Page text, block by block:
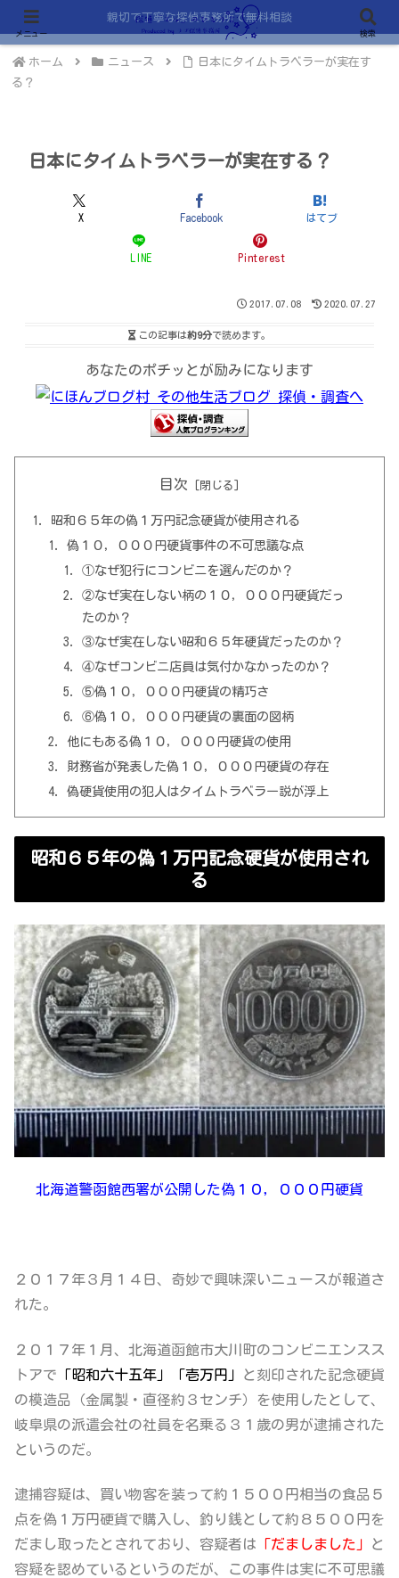
親切で丁寧な探偵事務所で無料相談
ホーム ニュース
日本にタイムトラベラーが実在す
る？
日本にタイムトラベラーが実在する？
X Facebook はてブ
LINE Pinterest
2017.07.08 2020.07.27
この記事は約9分で読めます。
あなたのポチッとが励みになります
目次
昭和６５年の偽１万円記念硬貨が使用される
偽１０，０００円硬貨事件の不可思議な点
①なぜ犯行にコンビニを選んだのか？
②なぜ実在しない柄の１０，０００円硬貨だっ
たのか？
③なぜ実在しない昭和６５年硬貨だったのか？
④なぜコンビニ店員は気付かなかったのか？
⑤偽１０，０００円硬貨の精巧さ
⑥偽１０，０００円硬貨の裏面の図柄
他にもある偽１０，０００円硬貨の使用
財務省が発表した偽１０，０００円硬貨の存在
偽硬貨使用の犯人はタイムトラベラー説が浮上
昭和６５年の偽１万円記念硬貨が使用され
る
北海道警函館西署が公開した偽１０，０００円硬貨
２０１７年３月１４日、奇妙で興味深いニュースが報道さ
れた。
２０１７年１月、北海道函館市大川町のコンビニエンスス
トアで 「昭和六十五年」「壱万円」 と刻印された記念硬貨
の模造品（金属製・直径約３センチ）
を使用したとして、
岐阜県の派遣会社の社員を名乗る３１歳の男が逮捕された
というのだ。
逮捕容疑は、買い物客を装って約１５００円相当の食品５
点を偽１万円硬貨で購入し、釣り銭として約８５００円を
だまし取ったとされており、容疑者は 「だましました」
と
容疑を認めているというのだが、この事件は実に不可思議
メニュー 検索